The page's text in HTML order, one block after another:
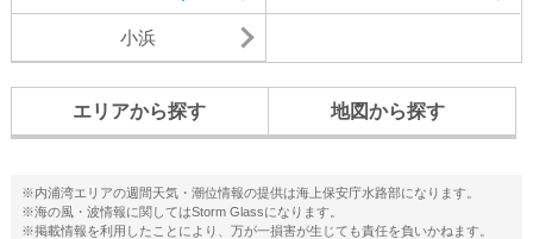
小浜
エリアから探す 地図から探す
※内浦湾エリアの週間天気・潮位情報の提供は海上保安庁水路部になります。
※海の風・波情報に関してはStorm Glassになります。
※掲載情報を利用したことにより、万が一損害が生じても責任を負いかねます。